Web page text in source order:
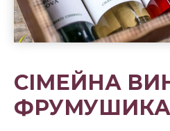
СІМЕЙНА